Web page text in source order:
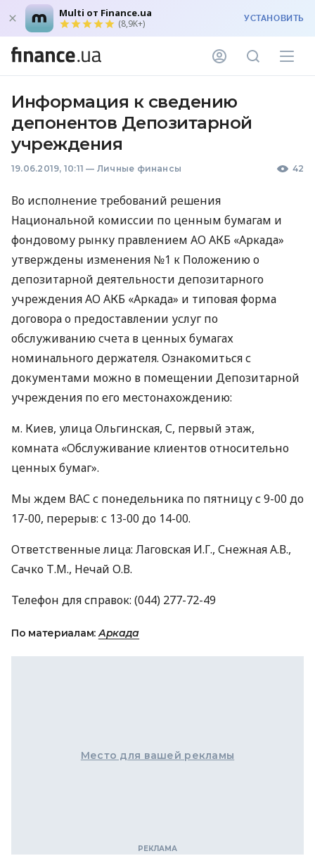
Multi от Finance.ua
(8,9K+) УСТАНОВИТЬ
Информация к сведению
депонентов Депозитарной
учреждения
19.06.2019, 10:11 — Личные финансы 42
Во исполнение требований решения
Национальной комиссии по ценным бумагам и
фондовому рынку правлением АО АКБ «Аркада»
утверждены изменения №1 к Положению о
депозитарной деятельности депозитарного
учреждения АО АКБ «Аркада» и типовая форма
договора о предоставлении услуг по
обслуживанию счета в ценных бумагах
номинального держателя. Ознакомиться с
документами можно в помещении Депозитарной
учреждения по его местонахождению:
м. Киев, улица Ольгинская, С, первый этаж,
комната «Обслуживание клиентов относительно
ценных бумаг».
Мы ждем ВАСс понедельника по пятницу с 9-00 до
17-00, перерыв: с 13-00 до 14-00.
Ответственные лица: Лаговская И.Г., Снежная А.В.,
Сачко Т.М., Нечай О.В.
Телефон для справок: (044) 277-72-49
По материалам:Аркада
Место для вашей рекламы